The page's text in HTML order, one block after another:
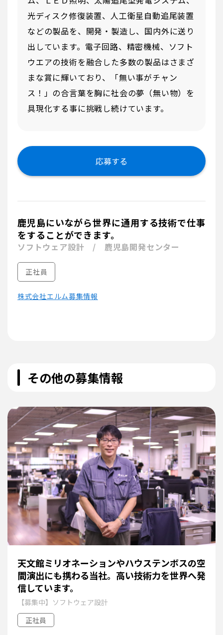
光ディスク修復装置、人工衛星自動追尾装置
などの製品を、開発・製造し、国内外に送り
出しています。電子回路、精密機械、ソフト
ウエアの技術を融合した多数の製品はさまざ
まな賞に輝いており、「無い事がチャン
ス！」の合言葉を胸に社会の夢（無い物）を
具現化する事に挑戦し続けています。
応募する
鹿児島にいながら世界に通用する技術で仕事
をすることができます。
ソフトウェア設計 / 鹿児島開発センター
正社員
株式会社エルム募集情報
その他の募集情報
天文館ミリオネーションやハウステンボスの空
間演出にも携わる当社。高い技術力を世界へ発
信しています。
【募集中】ソフトウェア設計
正社員